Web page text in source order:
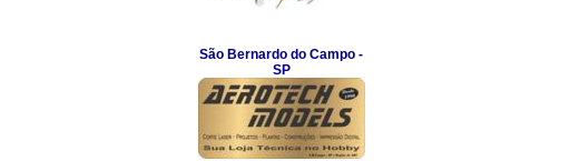
São Bernardo do Campo -
SP